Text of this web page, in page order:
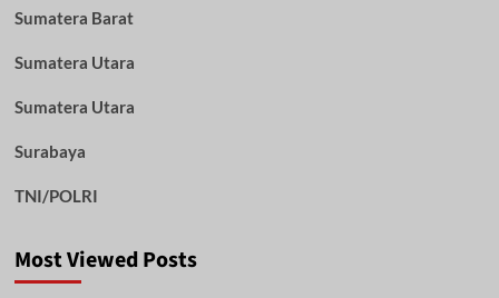
Sumatera Barat
Sumatera Utara
Sumatera Utara
Surabaya
TNI/POLRI
Most Viewed Posts